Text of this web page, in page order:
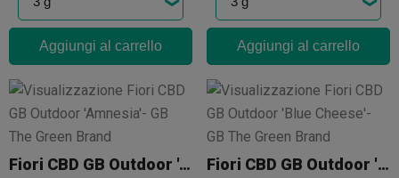
Aggiungi al carrello Aggiungi al carrello
Fiori CBD GB Outdoor 'Amnesia' Fiori CBD GB Outdoor 'Blue Cheese'